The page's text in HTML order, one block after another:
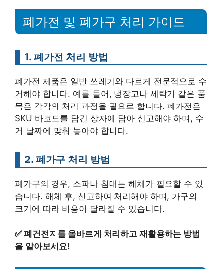
폐가전 및 폐가구 처리 가이드
1. 폐가전 처리 방법
폐가전 제품은 일반 쓰레기와 다르게 전문적으로 수
거해야 합니다. 예를 들어, 냉장고나 세탁기 같은 품
목은 각각의 처리 과정을 필요로 합니다. 폐가전은
SKU 바코드를 담긴 상자에 담아 신고해야 하며, 수
거 날짜에 맞춰 놓아야 합니다.
2. 폐가구 처리 방법
폐가구의 경우, 소파나 침대는 해체가 필요할 수 있
습니다. 해체 후, 신고하여 처리해야 하며, 가구의
크기에 따라 비용이 달라질 수 있습니다.
✅폐건전지를 올바르게 처리하고 재활용하는 방법
을 알아보세요!